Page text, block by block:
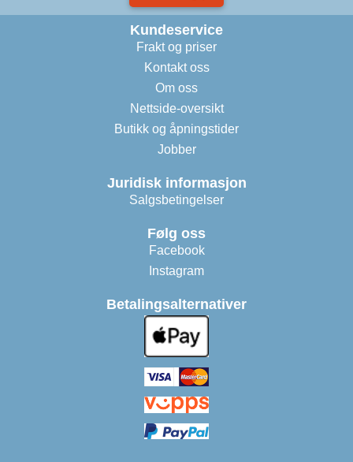
Kundeservice
Frakt og priser
Kontakt oss
Om oss
Nettside-oversikt
Butikk og åpningstider
Jobber
Juridisk informasjon
Salgsbetingelser
Følg oss
Facebook
Instagram
Betalingsalternativer